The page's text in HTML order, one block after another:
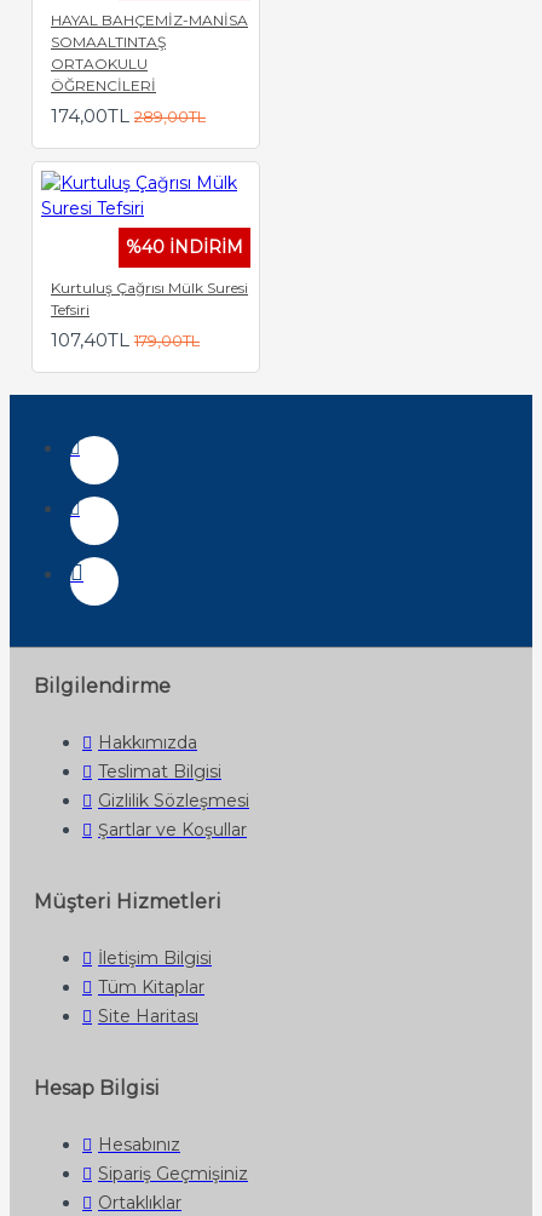
HAYAL BAHÇEMİZ-MANİSA
SOMAALTINTAŞ
ORTAOKULU
ÖĞRENCİLERİ
174,00TL 289,00TL
%40 İNDİRİM
Kurtuluş Çağrısı Mülk Suresi
Tefsiri
107,40TL 179,00TL
Bilgilendirme
Hakkımızda
Teslimat Bilgisi
Gizlilik Sözleşmesi
Şartlar ve Koşullar
Müşteri Hizmetleri
İletişim Bilgisi
Tüm Kitaplar
Site Haritası
Hesap Bilgisi
Hesabınız
Sipariş Geçmişiniz
Ortaklıklar